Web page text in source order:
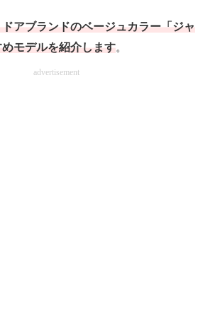
合サイト
・事例
アブランドのベージュカラー「ジャ
モデルを紹介します。
advertisement